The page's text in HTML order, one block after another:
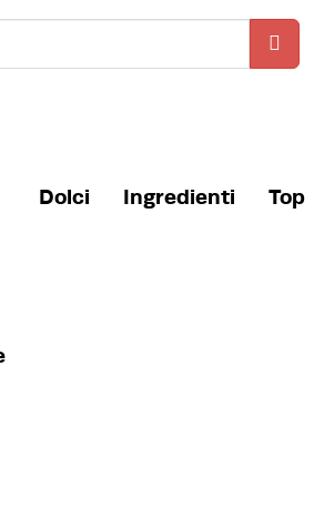
Dolci Ingredienti Top